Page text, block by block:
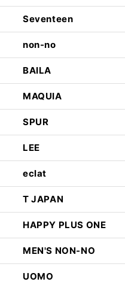
Seventeen
non-no
BAILA
MAQUIA
SPUR
LEE
eclat
T JAPAN
HAPPY PLUS ONE
MEN'S NON-NO
UOMO